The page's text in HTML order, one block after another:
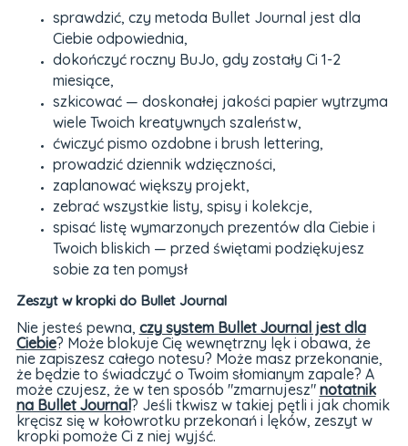
sprawdzić, czy metoda Bullet Journal jest dla
Ciebie odpowiednia,
dokończyć roczny BuJo, gdy zostały Ci 1-2
miesiące,
szkicować — doskonałej jakości papier wytrzyma
wiele Twoich kreatywnych szaleństw,
ćwiczyć pismo ozdobne i brush lettering,
prowadzić dziennik wdzięczności,
zaplanować większy projekt,
zebrać wszystkie listy, spisy i kolekcje,
spisać listę wymarzonych prezentów dla Ciebie i
Twoich bliskich — przed świętami podziękujesz
sobie za ten pomysł
Zeszyt w kropki do Bullet Journal
Nie jesteś pewna, czy system Bullet Journal jest dla
Ciebie? Może blokuje Cię wewnętrzny lęk i obawa, że
nie zapiszesz całego notesu? Może masz przekonanie,
że będzie to świadczyć o Twoim słomianym zapale? A
może czujesz, że w ten sposób "zmarnujesz" notatnik
na Bullet Journal? Jeśli tkwisz w takiej pętli i jak chomik
kręcisz się w kołowrotku przekonań i lęków, zeszyt w
kropki pomoże Ci z niej wyjść.